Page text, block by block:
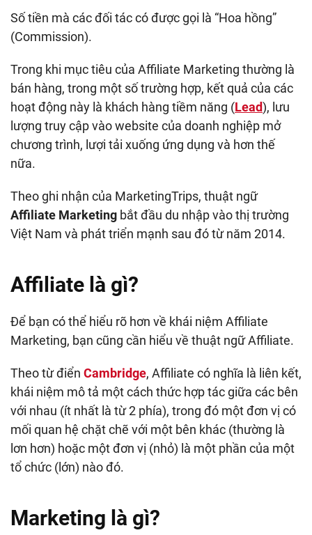
Số tiền mà các đối tác có được gọi là “Hoa hồng”
(Commission).
Trong khi mục tiêu của Affiliate Marketing thường là
bán hàng, trong một số trường hợp, kết quả của các
hoạt động này là khách hàng tiềm năng (Lead), lưu
lượng truy cập vào website của doanh nghiệp mở
chương trình, lượi tải xuống ứng dụng và hơn thế
nữa.
Theo ghi nhận của MarketingTrips, thuật ngữ
Affiliate Marketing bắt đầu du nhập vào thị trường
Việt Nam và phát triển mạnh sau đó từ năm 2014.
Affiliate là gì?
Để bạn có thể hiểu rõ hơn về khái niệm Affiliate
Marketing, bạn cũng cần hiểu về thuật ngữ Affiliate.
Theo từ điển Cambridge, Affiliate có nghĩa là liên kết,
khái niệm mô tả một cách thức hợp tác giữa các bên
với nhau (ít nhất là từ 2 phía), trong đó một đơn vị có
mối quan hệ chặt chẽ với một bên khác (thường là
lơn hơn) hoặc một đơn vị (nhỏ) là một phần của một
tổ chức (lớn) nào đó.
Marketing là gì?